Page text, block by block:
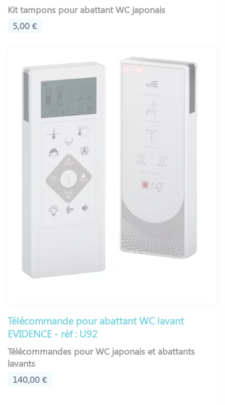
Kit tampons pour abattant WC japonais
5,00 €
Télécommande pour abattant WC lavant
EVIDENCE - réf : U92
Télécommandes pour WC japonais et abattants
lavants
140,00 €